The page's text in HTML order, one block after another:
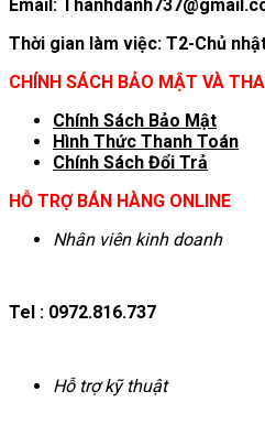
Email:
Thời gian làm việc: T2-Chủ
CHÍNH SÁCH BẢO MẬT VÀ
Chính Sách Bảo Mật
Hình Thức Thanh Toán
Chính Sách Đổi Trả
HỖ TRỢ BÁN HÀNG ONLINE
Nhân viên kinh doanh
Tel : 0972.816.737
Hỗ trợ kỹ thuật